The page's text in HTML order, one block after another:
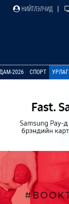
НИЙТЛЭЛЧИД
2026 СПОРТ УРЛАГ